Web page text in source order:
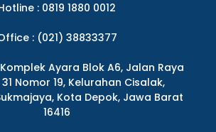
: 0819 1880 0012
: (021) 38833377
Ayara Blok A6, Jalan Raya
Nomor 19, Kelurahan Cisalak,
Kota Depok, Jawa Barat
16416